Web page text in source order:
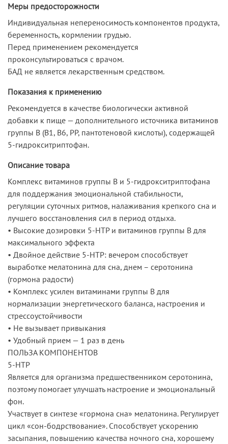
Меры предосторожности
Индивидуальная непереносимость компонентов продукта,
беременность, кормлении грудью.
Перед применением рекомендуется
проконсультироваться с врачом.
БАД не является лекарственным средством.
Показания к применению
Рекомендуется в качестве биологически активной
добавки к пище — дополнительного источника витаминов
группы В (В1, В6, РР, пантотеновой кислоты), содержащей
5-гидрокситриптофан.
Описание товара
Комплекс витаминов группы В и 5-гидрокситриптофана
для поддержания эмоциональной стабильности,
регуляции суточных ритмов, налаживания крепкого сна и
лучшего восстановления сил в период отдыха.
• Высокие дозировки 5-HTP и витаминов группы В для
максимального эффекта
• Двойное действие 5-HTP: вечером способствует
выработке мелатонина для сна, днем – серотонина
(гормона радости)
• Комплекс усилен витаминами группы В для
нормализации энергетического баланса, настроения и
стрессоустойчивости
• Не вызывает привыкания
• Удобный прием — 1 раз в день
ПОЛЬЗА КОМПОНЕНТОВ
5-НТР
Является для организма предшественником серотонина,
поэтому помогает улучшать настроение и эмоциональный
фон.
Участвует в синтезе «гормона сна» мелатонина. Регулирует
цикл «сон-бодрствование». Способствует ускорению
засыпания, повышению качества ночного сна, хорошему